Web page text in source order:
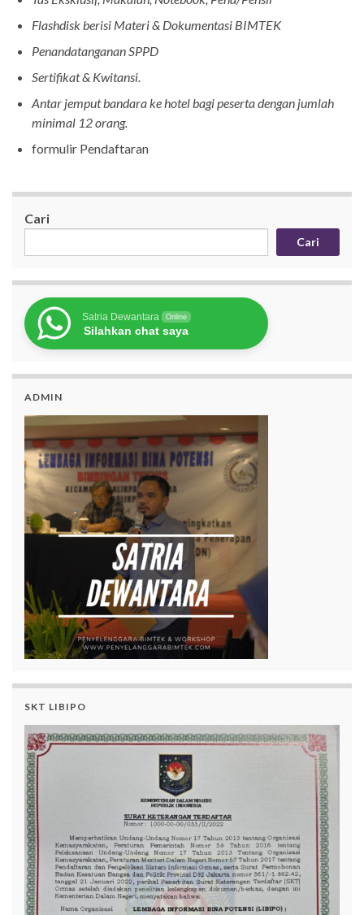
Flashdisk berisi Materi & Dokumentasi BIMTEK
Penandatanganan SPPD
Sertifikat & Kwitansi.
Antar jemput bandara ke hotel bagi peserta dengan jumlah
minimal 12 orang.
formulir Pendaftaran
Cari
Cari
Satria Dewantara Online
Silahkan chat saya
ADMIN
SKT LIBIPO